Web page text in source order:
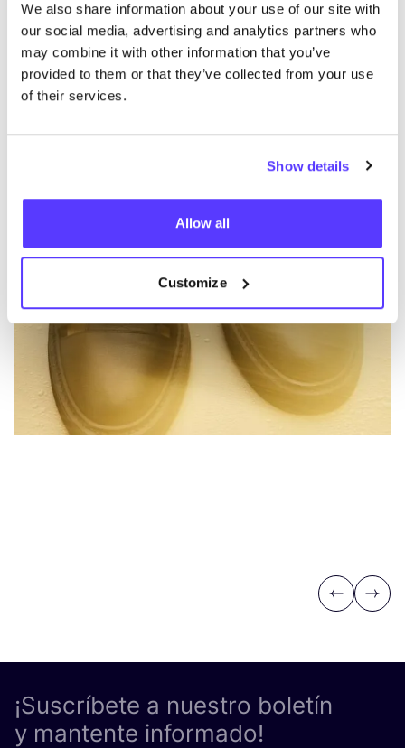
We also share information about your use of our site with
our social media, advertising and analytics partners who
may combine it with other information that you’ve
provided to them or that they’ve collected from your use
of their services.
Show details
Allow all
Customize
Otras marcas
Royal RepubliQ
Previous
Next
¡Suscríbete a nuestro boletín
y mantente informado!